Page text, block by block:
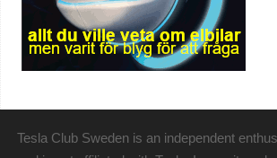
Tesla Club Sweden is an independent